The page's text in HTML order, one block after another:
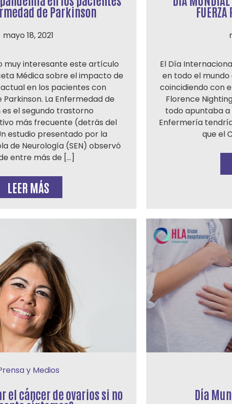
de Parkinson
mayo 18, 2021
muy interesante este artículo
Médica sobre el impacto de
en los pacientes con
La Enfermedad de
es el segundo trastorno
más frecuente (detrás del
estudio presentado por la
de Neurología (SEN) observó
entre más de […]
LEER MÁS
FUERZA
El Día
en todo el mundo
coincidiendo con
Florence
todo apuntaba a
Enfermería
que el
y Medios
el cáncer de ovarios si no Día